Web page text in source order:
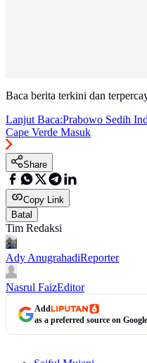
Baca berita terkini dan
Lanjut Baca:Prabowo Sedih
Cape Verde Masuk
Share
Copy Link
Batal
Tim Redaksi
Ady AnugrahadiReporter
Nasrul FaizEditor
Add
as a preferred source on Google